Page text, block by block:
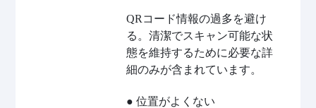
QRコード情報の過多を避け
る。清潔でスキャン可能な状
態を維持するために必要な詳
細のみが含まれています。
● 位置がよくない